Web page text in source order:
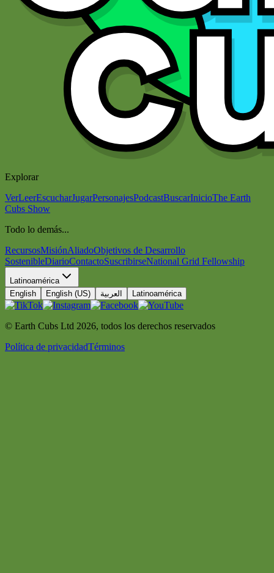
Explorar
VerLeerEscucharJugarPersonajesPodcastBuscarInicioThe Earth
Cubs Show
Todo lo demás...
RecursosMisiónAliadoObjetivos de Desarrollo
SostenibleDiarioContactoSuscribirseNational Grid Fellowship
Latinoamérica
English
English (US) العربية Latinoamérica
© Earth Cubs Ltd 2026, todos los derechos reservados
Política de privacidadTérminos